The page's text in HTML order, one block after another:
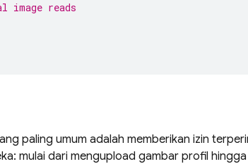
image reads
paling umum adalah memberikan izin
mulai dari mengupload gambar profil